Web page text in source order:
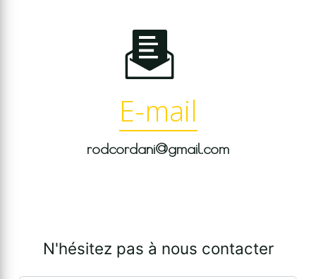
E-mail
rodcordani@gmail.com
N'hésitez pas à nous contacter